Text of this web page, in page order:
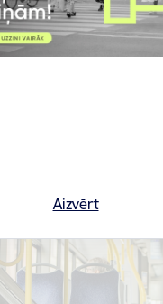
Aizvērt
programmas